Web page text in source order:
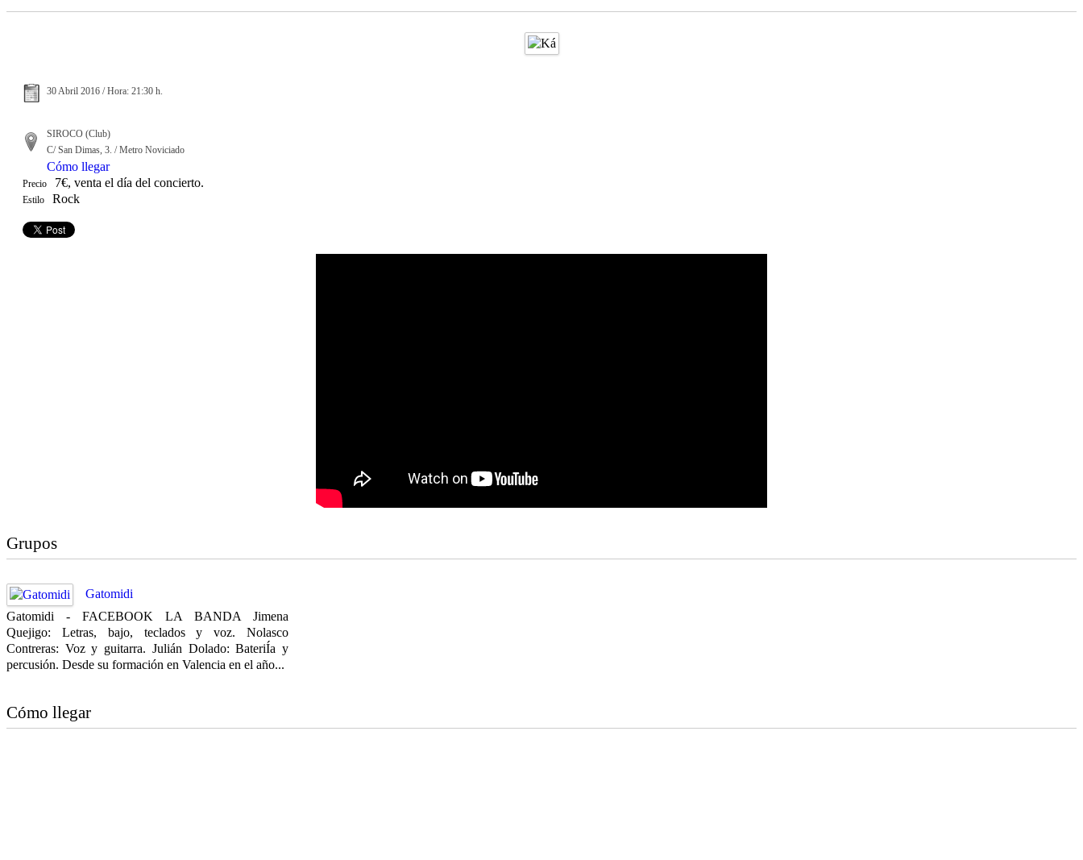
30 Abril 2016 / Hora: 21:30 h.
SIROCO (Club)
C/ San Dimas, 3. / Metro Noviciado
Cómo llegar
Precio 7€, venta el día del concierto.
Estilo Rock
Grupos
Gatomidi
Gatomidi - FACEBOOK LA BANDA Jimena
Quejigo: Letras, bajo, teclados y voz. Nolasco
Contreras: Voz y guitarra. Julián Dolado: BateriÍa y
percusión. Desde su formación en Valencia en el año...
Cómo llegar